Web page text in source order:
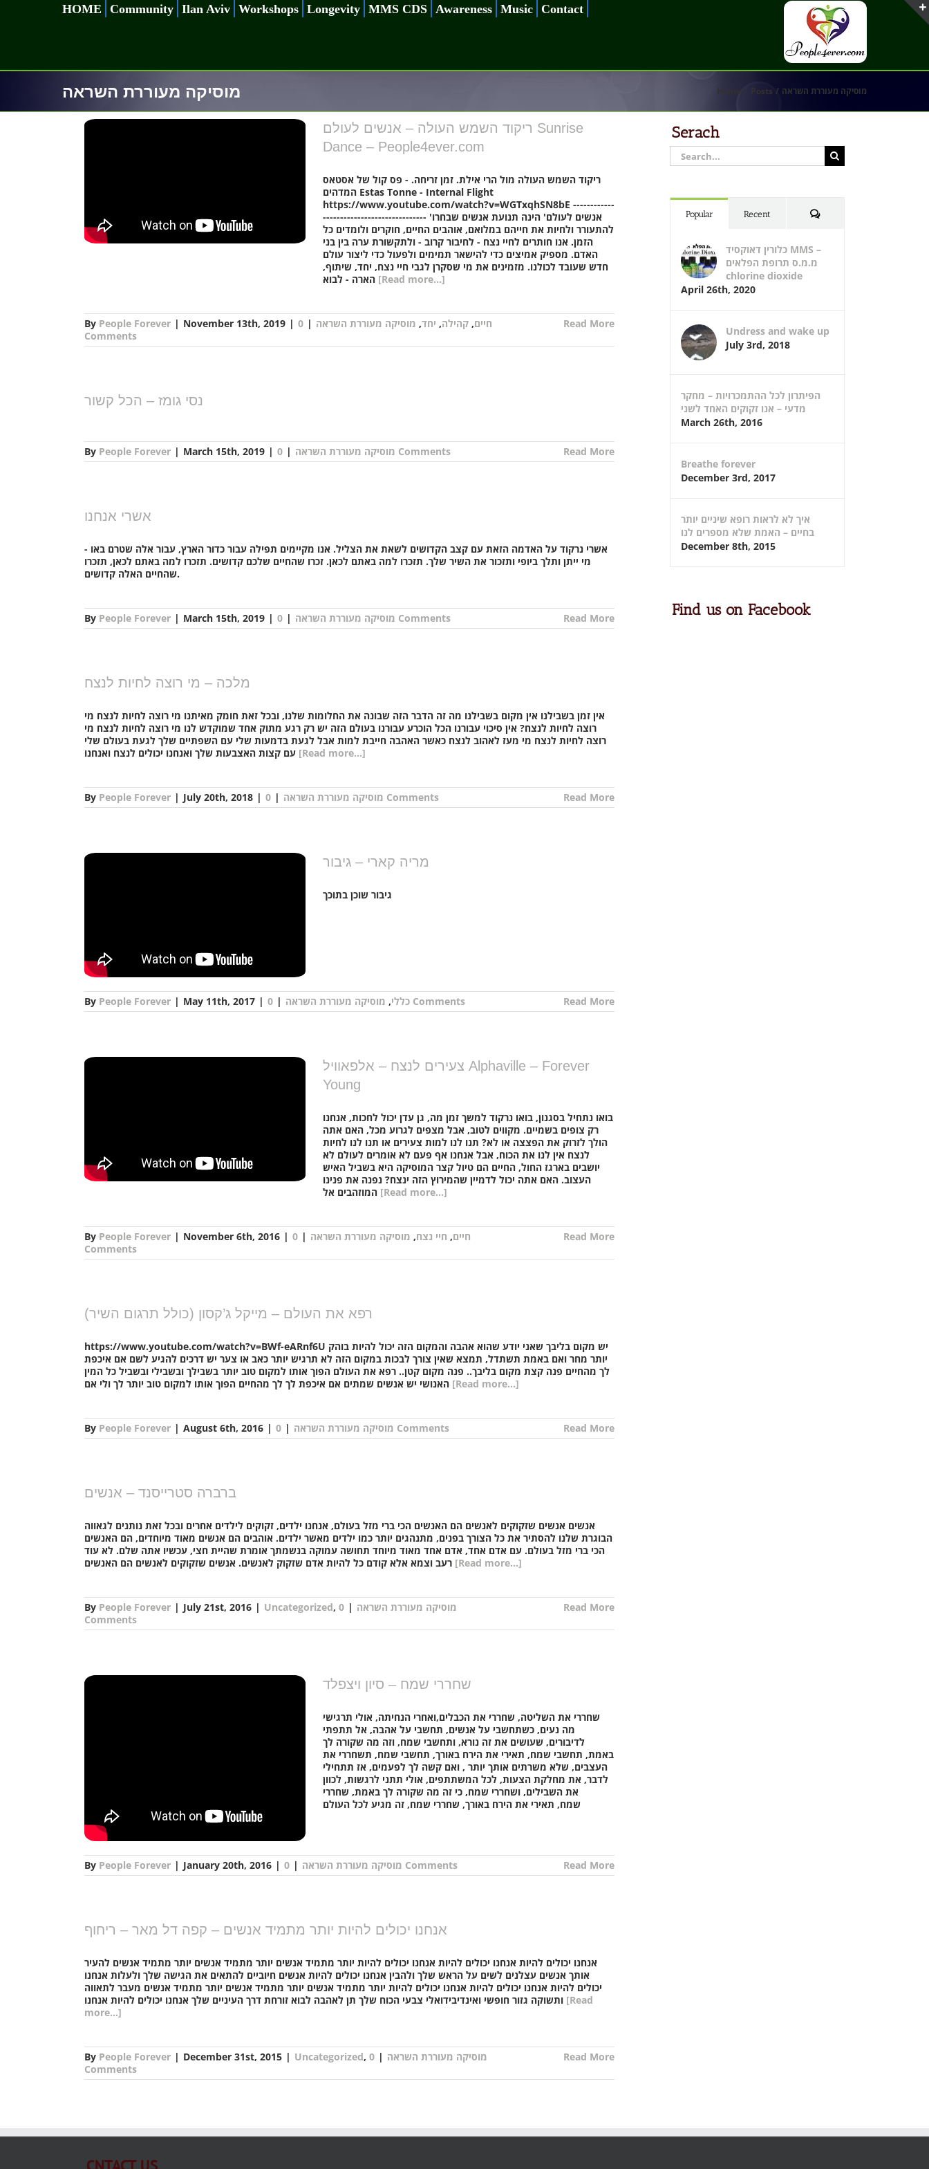
HOME Community Ilan Aviv Workshops Longevity MMS CDS Awareness Music Contact
מוסיקה מעוררת השראה Home Posts מוסיקה מעוררת השראה
ריקוד השמש העולה – אנשים לעולם Sunrise
Dance – People4ever.com
ריקוד השמש העולה מול הרי אילת. זמן זריחה. - פס קול של אסטאס
המדהים Estas Tonne - Internal Flight
https://www.youtube.com/watch?v=WGTxqhSN8bE ------------
------------------------------ 'אנשים לעולם' הינה תנועת אנשים שבחרו
להתעורר ולחיות את חייהם במלואם, אוהבים החיים, חוקרים ולומדים כל
הזמן. אנו חותרים לחיי נצח - לחיבור קרוב - ולתקשורת ערה בין בני
האדם. מספיק אמיצים כדי להישאר תמימים ולפעול כדי ליצור עולם
חדש שעובד לכולנו. מזמינים את מי שסקרן לגבי חיי נצח, יחד, שיתוף,
[Read more...]
By People Forever | November 13th, 2019 | חיים, קהילה, יחד, מוסיקה מעוררת השראה |
0
Comments
Read More
נסי גומז – הכל קשור
By People Forever | March 15th, 2019 | מוסיקה מעוררת השראה | 0 Comments Read More
אשרי אנחנו
אשרי נרקוד על האדמה הזאת עם קצב הקדושים לשאת את הצליל. אנו מקיימים תפילה עבור כדור הארץ, עבור אלה שטרם באו -
מי ייתן ותלך ביופי ותזכור את השיר שלך. תזכרו למה באתם לכאן. זכרו שהחיים שלכם קדושים. תזכרו למה באתם לכאן, תזכרו
שהחיים האלה קדושים.
By People Forever | March 15th, 2019 | מוסיקה מעוררת השראה | 0 Comments Read More
מלכה – מי רוצה לחיות לנצח
אין זמן בשבילנו אין מקום בשבילנו מה זה הדבר הזה שבונה את החלומות שלנו, ובכל זאת חומק מאיתנו מי רוצה לחיות לנצח מי
רוצה לחיות לנצח? אין סיכוי עבורנו הכל הוכרע עבורנו בעולם הזה יש רק רגע מתוק אחד שמוקדש לנו מי רוצה לחיות לנצח מי
רוצה לחיות לנצח מי מעז לאהוב לנצח כאשר האהבה חייבת למות אבל לגעת בדמעות שלי עם השפתיים שלך לגעת בעולם שלי
[Read more...]
By People Forever | July 20th, 2018 | מוסיקה מעוררת השראה | 0 Comments Read More
מריה קארי – גיבור
גיבור שוכן בתוכך
By People Forever | May 11th, 2017 | כללי, מוסיקה מעוררת השראה | 0 Comments Read More
צעירים לנצח – אלפאוויל Alphaville – Forever
Young
בואו נתחיל בסגנון, בואו נרקוד למשך זמן מה, גן עדן יכול לחכות, אנחנו
רק צופים בשמיים. מקווים לטוב, אבל מצפים לגרוע מכל, האם אתה
הולך לזרוק את הפצצה או לא? תנו לנו למות צעירים או תנו לנו לחיות
לנצח אין לנו את הכוח, אבל אנחנו אף פעם לא אומרים לעולם לא
יושבים בארגז החול, החיים הם טיול קצר המוסיקה היא בשביל האיש
העצוב. האם אתה יכול לדמיין שהמירוץ הזה ינצח? נפנה את פנינו
[Read more...]
By People Forever | November 6th, 2016 | חיים, חיי נצח, מוסיקה מעוררת השראה |
0
Comments
Read More
רפא את העולם – מייקל ג’קסון (כולל תרגום השיר)
https://www.youtube.com/watch?v=BWf-eARnf6U יש מקום בליבך שאני יודע שהוא אהבה והמקום הזה יכול להיות בוהק
יותר מחר ואם באמת תשתדל, תמצא שאין צורך לבכות במקום הזה לא תרגיש יותר כאב או צער יש דרכים להגיע לשם אם איכפת
לך מהחיים פנה קצת מקום בליבך.. פנה מקום קטן.. רפא את העולם הפוך אותו למקום טוב יותר בשבילך ובשבילי ובשביל כל המין
[Read more...]
By People Forever | August 6th, 2016 | מוסיקה מעוררת השראה | 0 Comments Read More
ברברה סטרייסנד – אנשים
אנשים אנשים שזקוקים לאנשים הם האנשים הכי ברי מזל בעולם, אנחנו ילדים, זקוקים לילדים אחרים ובכל זאת נותנים לגאווה
הבוגרת שלנו להסתיר את כל הצורך בפנים, מתנהגים יותר כמו ילדים מאשר ילדים. אוהבים הם אנשים מאוד מיוחדים, הם האנשים
הכי ברי מזל בעולם. עם אדם אחד, אדם אחד מאוד מיוחד תחושה עמוקה בנשמתך אומרת שהיית חצי, עכשיו אתה שלם. לא עוד
[Read more...]
By People Forever | July 21st, 2016 | Uncategorized, מוסיקה מעוררת השראה |
0
Comments
Read More
שחררי שמח – סיון ויצפלד
שחררי את השליטה, שחררי את הכבלים,ואחרי הנחיתה, אולי תרגישי
מה נעים, כשתחשבי על אנשים, תחשבי על אהבה, אל תתפתי
לדיבורים, שעושים את זה נורא, ותחשבי שמח, וזה מה שקורה לך
באמת, תחשבי שמח, תאירי את הירח באורך, תחשבי שמח, תשחררי את
העצבים, שלא משרתים אותך יותר , ואם קשה לך לפעמים, אז תתחילי
לדבר, את מחלקת הצעות, לכל המשתתפים, אולי תתני לרגשות, לכוון
את השבילים, ושחררי שמח, כי זה מה שקורה לך באמת, שחררי
שמח, תאירי את הירח באורך, שחררי שמח, זה מגיע לכל העולם
By People Forever | January 20th, 2016 | מוסיקה מעוררת השראה | 0 Comments Read More
אנחנו יכולים להיות יותר מתמיד אנשים – קפה דל מאר – ריחוף
אנחנו יכולים להיות אנחנו יכולים להיות אנחנו יכולים להיות יותר מתמיד אנשים יותר מתמיד אנשים יותר מתמיד אנשים להעיר
אותך אנשים עצלנים לשים על הראש שלך ולהבין אנחנו יכולים להיות אנשים חיוביים להתאים את הגישה שלך ולעלות אנחנו
יכולים להיות אנחנו יכולים להיות אנחנו יכולים להיות יותר מתמיד אנשים יותר מתמיד אנשים יותר מתמיד אנשים מעבר לתאווה
[Read
more...]
By People Forever | December 31st, 2015 | Uncategorized, מוסיקה מעוררת השראה |
0
Comments
Read More
Serach
Search
for:
Popular Recent Comments
כלורין דאוקסיד MMS –
מ.מ.ס תרופת הפלאים
chlorine dioxide
April 26th, 2020
Undress and wake up
July 3rd, 2018
הפיתרון לכל ההתמכרויות – מחקר
מדעי – אנו זקוקים האחד לשני
March 26th, 2016
Breathe forever
December 3rd, 2017
איך לא לראות רופא שיניים יותר
בחיים – האמת שלא מספרים לנו
December 8th, 2015
Find us on Facebook